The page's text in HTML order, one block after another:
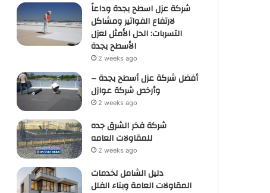
شركة عزل اسطح بجدة وداعاً
لارتفاع الفواتير ومشاكل
التسربات: الحل الأمثل لعزل
الأسطح بجدة
2 weeks ago
أفضل شركة عزل أسطح بجدة –
وأرخص شركة عوازل
2 weeks ago
شركة فخر الشرق جده
للمقاولات العامه
2 weeks ago
دليل الشامل لخدمات
المقاولات العامة وبناء الفلل